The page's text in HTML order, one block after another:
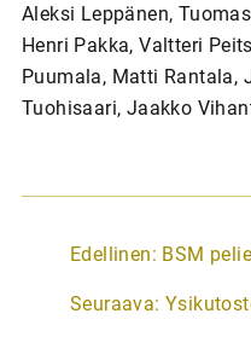
Aleksi Leppänen,
Henri Pakka, Valtteri
Puumala, Matti Rantala,
Tuohisaari, Jaakko
A
t
Edellinen: BSM
Seuraava: